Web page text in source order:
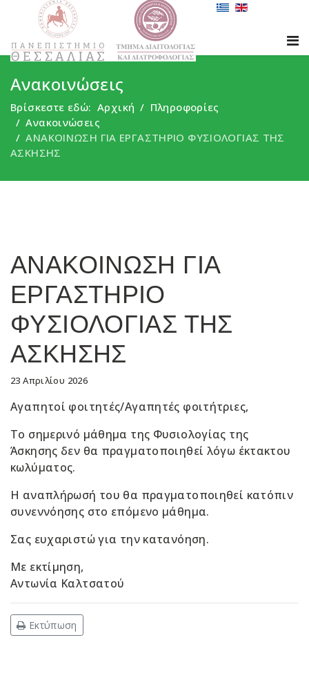
Ανακοινώσεις
Βρίσκεστε εδώ: Αρχική
Πληροφορίες
Ανακοινώσεις
ΑΝΑΚΟΙΝΩΣΗ ΓΙΑ ΕΡΓΑΣΤΗΡΙΟ ΦΥΣΙΟΛΟΓΙΑΣ ΤΗΣ
ΑΣΚΗΣΗΣ
ΑΝΑΚΟΙΝΩΣΗ ΓΙΑ
ΕΡΓΑΣΤΗΡΙΟ
ΦΥΣΙΟΛΟΓΙΑΣ ΤΗΣ
ΑΣΚΗΣΗΣ
23 Απριλίου 2026
Αγαπητοί φοιτητές/Αγαπητές φοιτήτριες,
Το σημερινό μάθημα της Φυσιολογίας της
Άσκησης δεν θα πραγματοποιηθεί λόγω έκτακτου
κωλύματος.
Η αναπλήρωσή του θα πραγματοποιηθεί κατόπιν
συνεννόησης στο επόμενο μάθημα.
Σας ευχαριστώ για την κατανόηση.
Με εκτίμηση,
Αντωνία Καλτσατού
Εκτύπωση